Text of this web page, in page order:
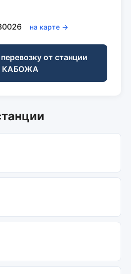
на карте →
от станции
КАБОЖА